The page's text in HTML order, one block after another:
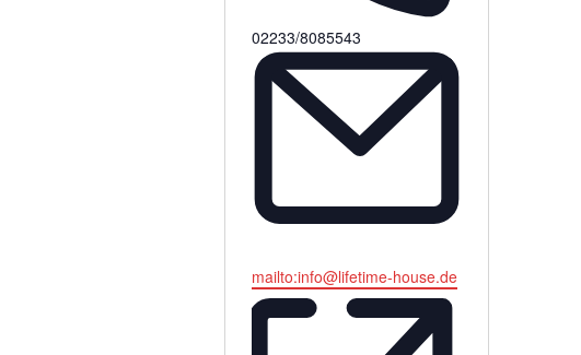
Telefon
02233/8085543
Email
mailto:info@lifetime-house.de